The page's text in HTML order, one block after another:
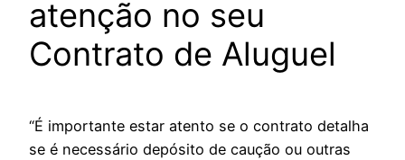
atenção no seu
Contrato de Aluguel
“É importante estar atento se o contrato detalha
se é necessário depósito de caução ou outras